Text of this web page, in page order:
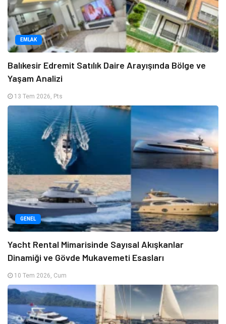
EMLAK
Balıkesir Edremit Satılık Daire Arayışında Bölge ve
Yaşam Analizi
13 Tem 2026, Pts
GENEL
Yacht Rental Mimarisinde Sayısal Akışkanlar
Dinamiği ve Gövde Mukavemeti Esasları
10 Tem 2026, Cum